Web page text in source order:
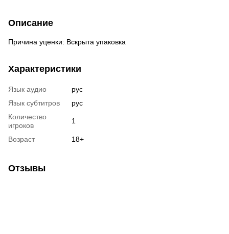
Описание
Причина уценки: Вскрыта упаковка
Характеристики
Язык аудио
рус
Язык субтитров
рус
Количество
игроков
1
Возраст 18+
Отзывы